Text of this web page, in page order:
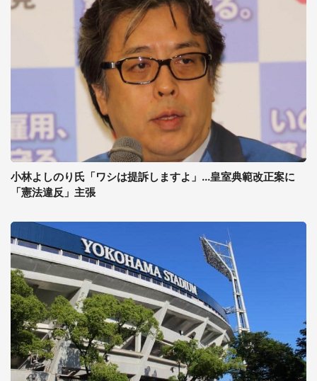
小林よしのり氏「ワシは提訴しますよ」...皇室典範改正案に
「憲法違反」主張